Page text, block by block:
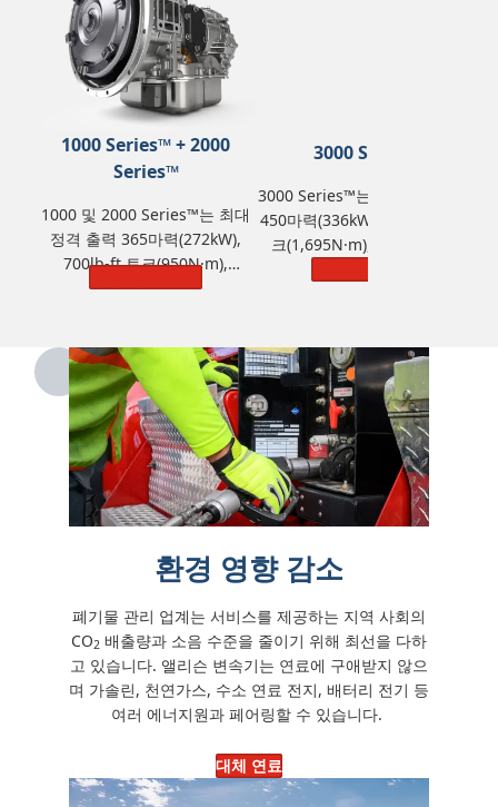
1000 Series™ + 2000
Series™
1000 및 2000 Series™는 최대
정격 출력 365마력(272kW),
700lb-ft 토크(950N·m),
GVW(총중량) 14,968kg(33,000
3000 Series™
3000 Series™는 최대 정격 출력
450마력(336kW), 1,250lb-ft 토
크(1,695N·m), GVW(총중량)
환경 영향 감소
폐기물 관리 업계는 서비스를 제공하는 지역 사회의
CO2 배출량과 소음 수준을 줄이기 위해 최선을 다하
고 있습니다. 앨리슨 변속기는 연료에 구애받지 않으
며 가솔린, 천연가스, 수소 연료 전지, 배터리 전기 등
여러 에너지원과 페어링할 수 있습니다.
대체 연료